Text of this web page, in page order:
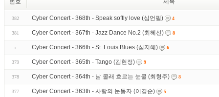
번호 제목
382 Cyber Concert - 368th - Speak softly love (심언필) 4
381 Cyber Concert - 367th - Jazz Dance No.2 (최혜선) 8
Cyber Concert - 366th - St. Louis Blues (심지혜) 6
379 Cyber Concert - 365th - Tango (김현정) 9
378 Cyber Concert - 364th - 남 몰래 흐르는 눈물 (최형주) 8
377 Cyber Concert - 363th - 사랑의 눈동자 (이경순) 5